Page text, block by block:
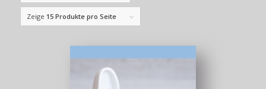
Zeige 15 Produkte pro Seite